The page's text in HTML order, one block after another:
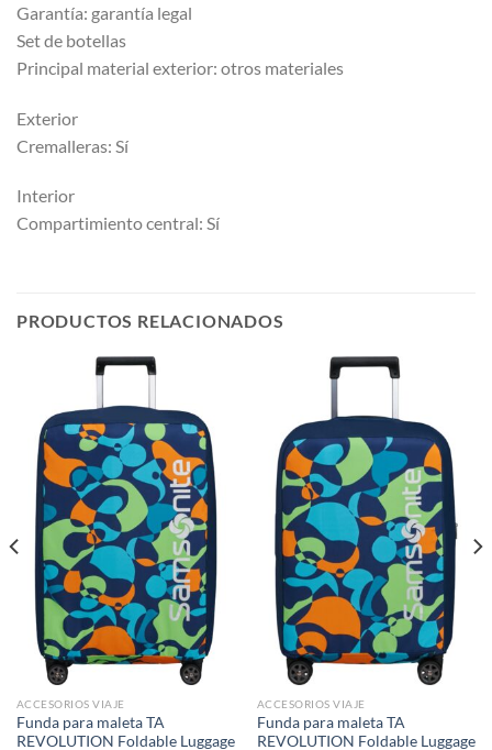
Garantía: garantía legal
Set de botellas
Principal material exterior: otros materiales
Exterior
Cremalleras: Sí
Interior
Compartimiento central: Sí
PRODUCTOS RELACIONADOS
ACCESORIOS VIAJE
Funda para maleta TA
REVOLUTION Foldable Luggage
ACCESORIOS VIAJE
Funda para maleta TA
REVOLUTION Foldable Luggage